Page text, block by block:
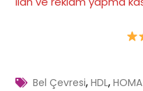
Bel Çevresi,HDL,